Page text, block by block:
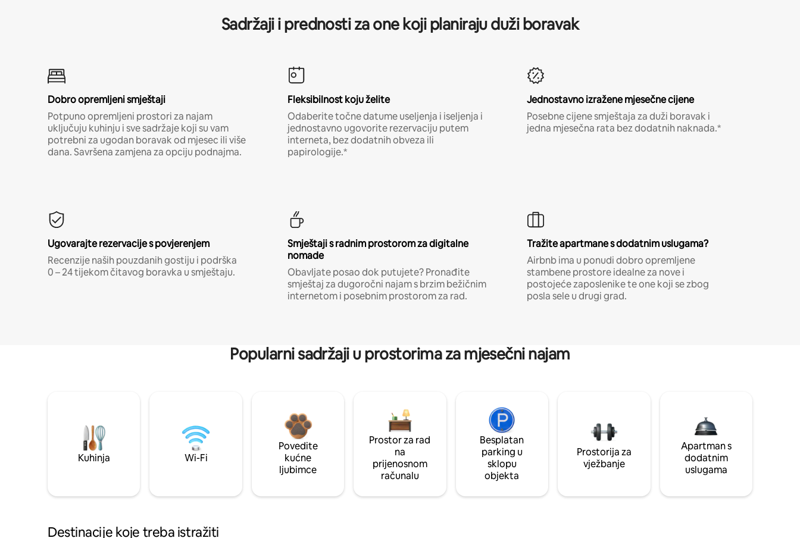
Sadržaji i prednosti za one koji planiraju duži boravak
Dobro opremljeni smještaji
Potpuno opremljeni prostori za najam
uključuju kuhinju i sve sadržaje koji su vam
potrebni za ugodan boravak od mjesec ili više
dana. Savršena zamjena za opciju podnajma.
Fleksibilnost koju želite
Odaberite točne datume useljenja i iseljenja i
jednostavno ugovorite rezervaciju putem
interneta, bez dodatnih obveza ili
papirologije.*
Jednostavno izražene mjesečne cijene
Posebne cijene smještaja za duži boravak i
jedna mjesečna rata bez dodatnih naknada.*
Ugovarajte rezervacije s povjerenjem
Recenzije naših pouzdanih gostiju i podrška
0 – 24 tijekom čitavog boravka u smještaju.
Smještaji s radnim prostorom za digitalne
nomade
Obavljate posao dok putujete? Pronađite
smještaj za dugoročni najam s brzim bežičnim
internetom i posebnim prostorom za rad.
Tražite apartmane s dodatnim uslugama?
Airbnb ima u ponudi dobro opremljene
stambene prostore idealne za nove i
postojeće zaposlenike te one koji se zbog
posla sele u drugi grad.
Popularni sadržaji u prostorima za mjesečni najam
Kuhinja Wi-Fi
Povedite
kućne
ljubimce
Prostor za rad
na
prijenosnom
računalu
Besplatan
parking u
sklopu
objekta
Prostorija za
vježbanje
Apartman s
dodatnim
uslugama
Destinacije koje treba istražiti